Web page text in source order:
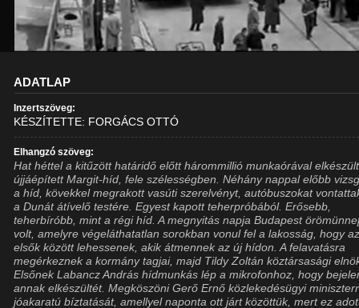
ADATLAP
Inzertszöveg:
KÉSZÍTETTE: FORGÁCS OTTÓ
Elhangzó szöveg:
Hat héttel a kitűzött határidő előtt hárommillió munkaórával
újjáépített Margit-híd, fele szélességben. Néhány nappal előbb
a híd, kövekkel megrakott vasúti szerelvényt, autóbuszokat
a Dunát átívelő testére. Egyest kapott teherpróbából. Erősebb,
teherbíróbb, mint a régi híd. A megnyitás napja Budapest
volt, amelyre végeláthatatlan sorokban vonul fel a lakosság, hogy
elsők között lehessenek, akik átmennek az új hídon. A felavatásra
megérkeznek a kormány tagjai, majd Tildy Zoltán köztársasági
Elsőnek Labancz András hídmunkás lép a mikrofonhoz, hogy
annak elkészültét. Megköszöni Gerő Ernő közlekedésügyi
jóakaratú bíztatását, amellyel naponta ott járt közöttük, mert ez